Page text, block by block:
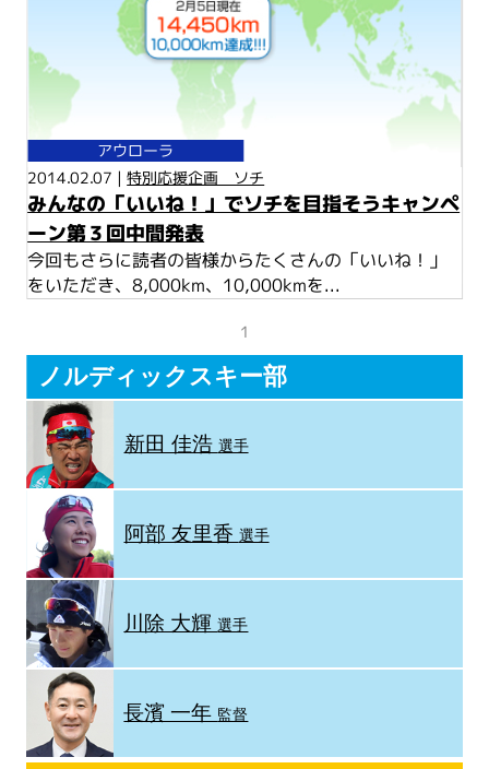
アウローラ
2014.02.07 |特別応援企画 ソチ
みんなの「いいね！」でソチを目指そうキャンペ
ーン第３回中間発表
今回もさらに読者の皆様からたくさんの「いいね！」
をいただき、8,000km、10,000kmを...
1
ノルディックスキー部
新田 佳浩 選手
阿部 友里香 選手
川除 大輝選手
長濱 一年 監督